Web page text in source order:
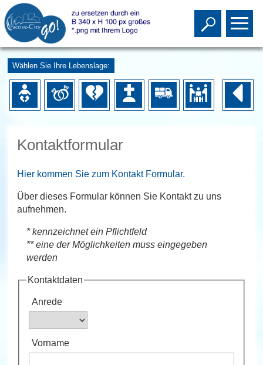
Toggle
Wählen Sie Ihre Lebenslage:
Kontaktformular
Hier kommen Sie zum Kontakt Formular.
Über dieses Formular können Sie Kontakt zu uns
aufnehmen.
* kennzeichnet ein Pflichtfeld
** eine der Möglichkeiten muss eingegeben
werden
Kontaktdaten
Anrede
Vorname